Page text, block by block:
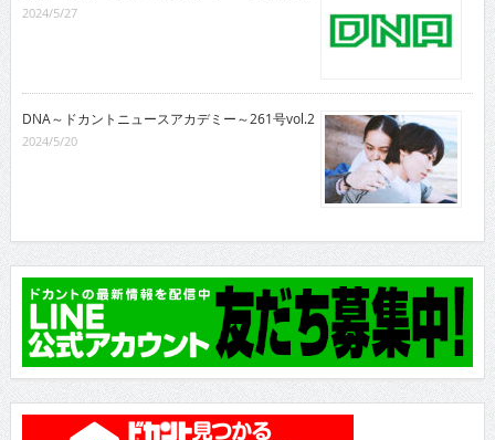
2024/5/27
DNA～ドカントニュースアカデミー～261号vol.2
2024/5/20